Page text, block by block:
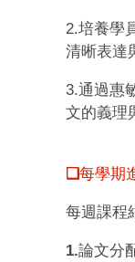
2.培養學
清晰表達
3.通過惠
文的義理
❑每學期
每週課程
1.論文分